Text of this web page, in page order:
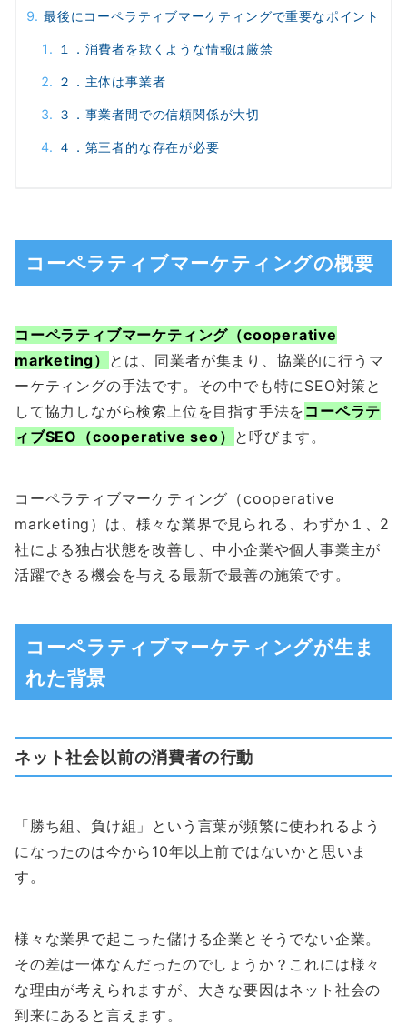
最後にコーペラティブマーケティングで重要なポイント
１．消費者を欺くような情報は厳禁
２．主体は事業者
３．事業者間での信頼関係が大切
４．第三者的な存在が必要
コーペラティブマーケティングの概要
コーペラティブマーケティング（cooperative
marketing） とは、同業者が集まり、協業的に行うマ
ーケティングの手法です。その中でも特にSEO対策と
して協力しながら検索上位を目指す手法を コーペラテ
ィブSEO（cooperative seo） と呼びます。
コーペラティブマーケティング（cooperative
marketing）は、様々な業界で見られる、わずか１、2
社による独占状態を改善し、中小企業や個人事業主が
活躍できる機会を与える最新で最善の施策です。
コーペラティブマーケティングが生ま
れた背景
ネット社会以前の消費者の行動
「勝ち組、負け組」という言葉が頻繁に使われるよう
になったのは今から10年以上前ではないかと思いま
す。
様々な業界で起こった儲ける企業とそうでない企業。
その差は一体なんだったのでしょうか？これには様々
な理由が考えられますが、大きな要因はネット社会の
到来にあると言えます。